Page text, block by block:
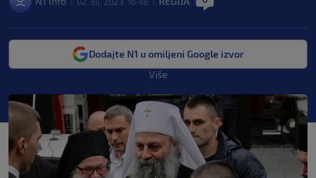
Dodajte N1 u omiljeni Google izvor
Više